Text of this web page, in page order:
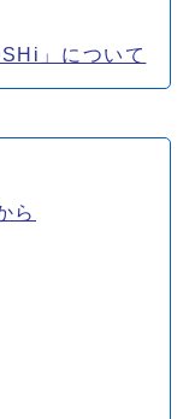
」について
ら